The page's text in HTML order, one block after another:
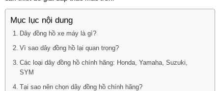
Mục lục nội dung
Dây đồng hồ xe máy là gì?
Vì sao dây đồng hồ lại quan trọng?
Các loại dây đồng hồ chính hãng: Honda, Yamaha, Suzuki,
SYM
Tại sao nên chọn dây đồng hồ chính hãng?